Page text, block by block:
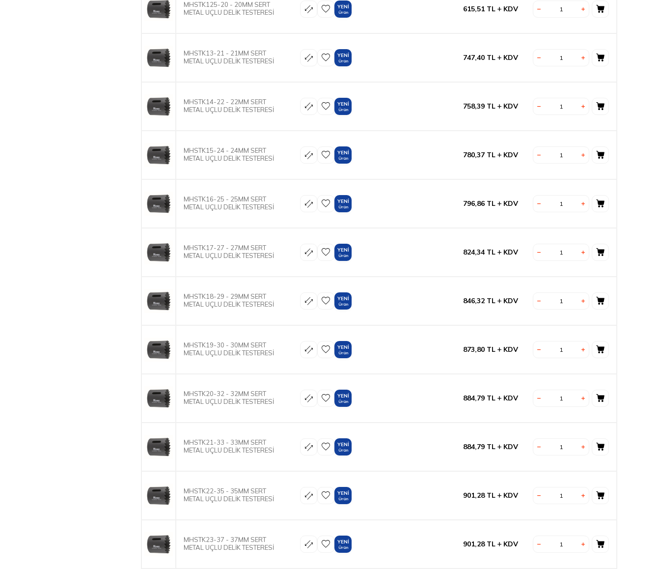
MHSTK125-20 - 20MM SERT
METAL UÇLU DELİK TESTERESİ
YENI
Ürün 615,51 TL KDV
MHSTK13-21 - 21MM SERT
METAL UÇLU DELİK TESTERESİ
YENI
Ürün 747,40 TL KDV
MHSTK14-22 - 22MM SERT
METAL UÇLU DELİK TESTERESİ
YENI
Ürün 758,39 TL KDV
MHSTK15-24 - 24MM SERT
METAL UÇLU DELİK TESTERESİ
YENI
Ürün 780,37 TL KDV
MHSTK16-25 - 25MM SERT
METAL UÇLU DELİK TESTERESİ
YENI
Ürün 796,86 TL KDV
MHSTK17-27 - 27MM SERT
METAL UÇLU DELİK TESTERESİ
YENI
Ürün 824,34 TL KDV
MHSTK18-29 - 29MM SERT
METAL UÇLU DELİK TESTERESİ
YENI
Ürün 846,32 TL KDV
MHSTK19-30 - 30MM SERT
METAL UÇLU DELİK TESTERESİ
YENI
Ürün 873,80 TL KDV
MHSTK20-32 - 32MM SERT
METAL UÇLU DELİK TESTERESİ
YENI
Ürün 884,79 TL KDV
MHSTK21-33 - 33MM SERT
METAL UÇLU DELİK TESTERESİ
YENI
Ürün 884,79 TL KDV
MHSTK22-35 - 35MM SERT
METAL UÇLU DELİK TESTERESİ
YENI
Ürün 901,28TL KDV
MHSTK23-37 - 37MM SERT
METAL UÇLU DELİK TESTERESİ
YENI
Ürün 901,28TL KDV